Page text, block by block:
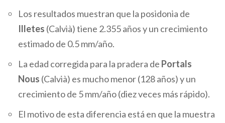
Los resultados muestran que la posidonia de
Illetes (Calvià) tiene 2.355 años y un crecimiento
estimado de 0.5 mm/año.
La edad corregida para la pradera de Portals
Nous (Calvià) es mucho menor (128 años) y un
crecimiento de 5 mm/año (diez veces más rápido).
El motivo de esta diferencia está en que la muestra